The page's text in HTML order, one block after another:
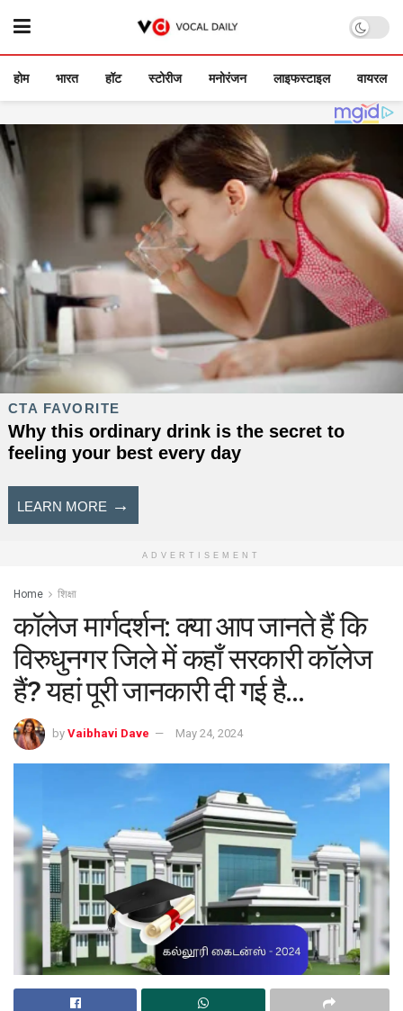
होम भारत हॉट स्टोरीज मनोरंजन लाइफस्टाइल वायरल
ADVERTISEMENT
Home शिक्षा
कॉलेज मार्गदर्शन: क्या आप जानते हैं कि
विरुधुनगर जिले में कहाँ सरकारी कॉलेज
हैं? यहां पूरी जानकारी दी गई है…
by Vaibhavi Dave May 24, 2024